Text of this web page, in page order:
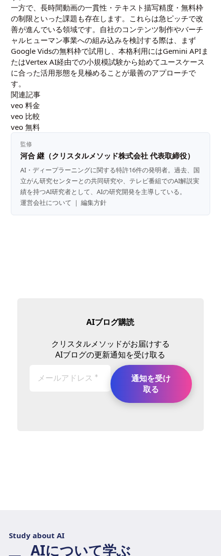
一方で、長時間動画の一貫性・テキスト描写精度・無料枠
の制限といった課題も存在します。これらは急ピッチで改
善が進んでいる領域です。自社のコンテンツ制作やバーチ
ャルヒューマン事業への組み込みを検討する際は、まず
Google Vidsの無料枠で試用し、本格利用にはGemini APIま
たはVertex AI経由での小規模試験から始めてユースケース
に合った活用形態を見極めることが最善のアプローチで
す。
関連記事
veo 料金
veo 比較
veo 無料
監修
河合 継（クリスタルメソッド株式会社 代表取締役）
AI・ディープラーニングに関する特許16件の発明者。過去、国
立がん研究センターとの共同研究や、テレビ番組でのAI解説実
績を持つAI研究者として、AIの研究開発を主導している。
運営会社について ｜編集方針
AIブログ購読
クリスタルメソッドがお届けする
AIブログの更新通知を受け取る
Study about AI
AIについて学ぶ